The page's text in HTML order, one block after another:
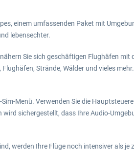
einem umfassenden Paket mit
lebensechter.
Sie sich geschäftigen Flughäfen
Strände, Wälder und vieles
Menü. Verwenden Sie die
sichergestellt, dass Ihre Audio-
werden Ihre Flüge noch intensiver als je